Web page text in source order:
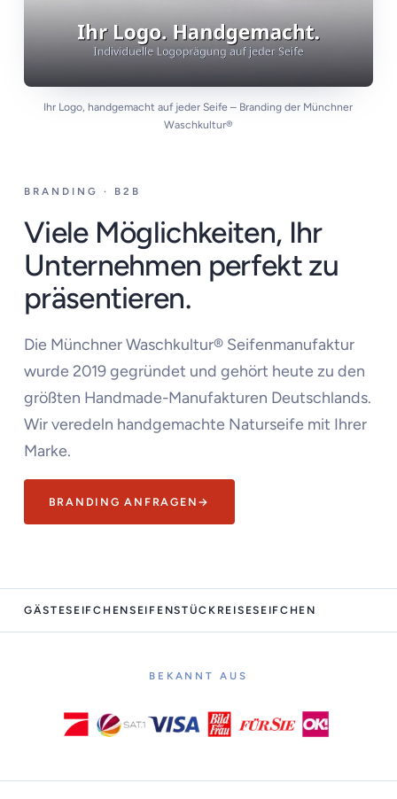
BRANDING · B2B
Viele Möglichkeiten, Ihr
Unternehmen perfekt zu
präsentieren.
Die Münchner Waschkultur® Seifenmanufaktur
wurde 2019 gegründet und gehört heute zu den
größten Handmade-Manufakturen Deutschlands.
Wir veredeln handgemachte Naturseife mit Ihrer
Marke.
BRANDING ANFRAGEN →
Ihr Logo, handgemacht auf jeder Seife – Branding der Münchner
Waschkultur®
GÄSTESEIFCHENSEIFENSTÜCK REISESEIFCHEN
BEKANNT AUS